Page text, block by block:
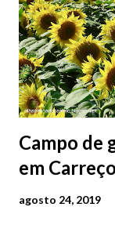
Campo de
em
agosto 24, 2019